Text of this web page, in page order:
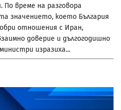
По време на разговора
значението, което България
отношения с Иран,
доверие и дългогодишно
изразиха...